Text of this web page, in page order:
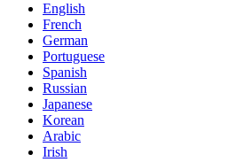
English
French
German
Portuguese
Spanish
Russian
Japanese
Korean
Arabic
Irish